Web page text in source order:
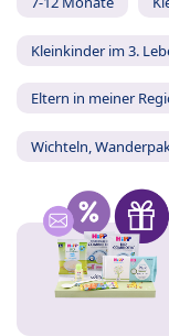
Kleinkinder im 3.
Eltern in meiner
Wichteln,